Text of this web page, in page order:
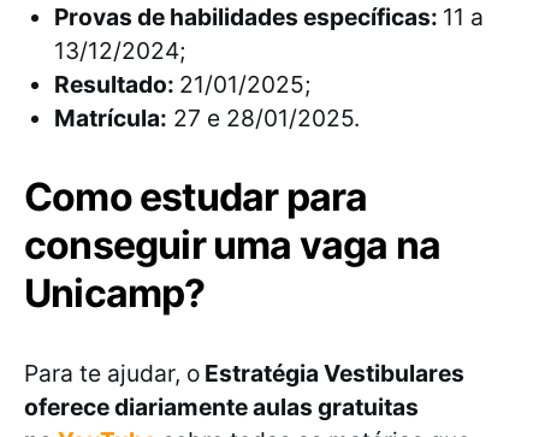
Provas de habilidades específicas: 11 a
13/12/2024;
Resultado: 21/01/2025;
Matrícula: 27 e 28/01/2025.
Como estudar para
conseguir uma vaga na
Unicamp?
Para te ajudar, o Estratégia Vestibulares
oferece diariamente aulas gratuitas